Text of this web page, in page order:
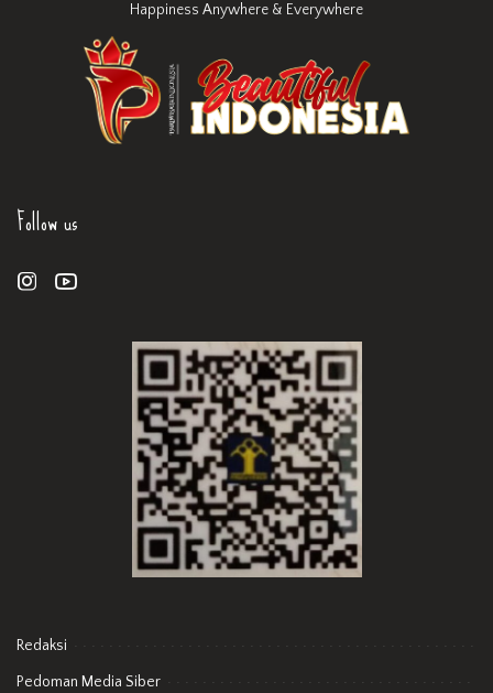
Happiness Anywhere & Everywhere
Follow us
Redaksi
Pedoman Media Siber